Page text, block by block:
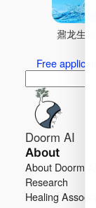
鼐龙生物
Free
索
Doorm AI
About
About Doorm AI
Research
Healing